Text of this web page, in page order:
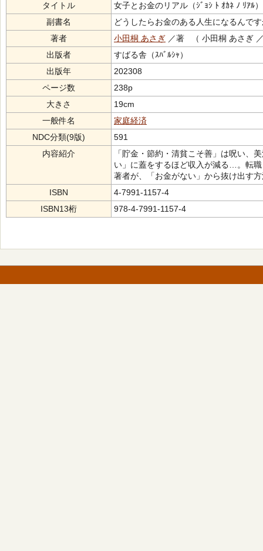
タイトル
女子とお金のリアル（ｼﾞｮｼ ﾄ ｵｶﾈ ﾉ ﾘｱﾙ）
副書名
どうしたらお金のある人生になるんで
著者
小田桐 あさぎ ／著 （ 小田桐 あさぎ
出版者
すばる舎（ｽﾊﾞﾙｼｬ）
出版年
202308
ページ数
238p
大きさ
19cm
一般件名
家庭経済
NDC分類(9版)
591
内容紹介
「貯金・節約・清貧こそ善」は呪い、
い」に蓋をするほど収入が減る…。転
著者が、「お金がない」から抜け出す
ISBN
4-7991-1157-4
ISBN13桁
978-4-7991-1157-4